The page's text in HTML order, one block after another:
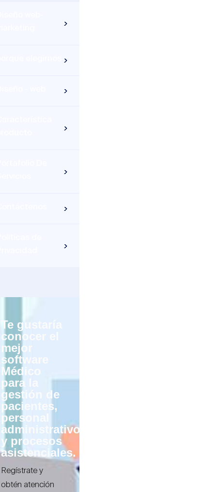
Te gustaría
conocer el
mejor
software
Médico
para la
gestión de
pacientes,
personal
administrativo
y procesos
asistenciales.
Regístrate y
obtén atención